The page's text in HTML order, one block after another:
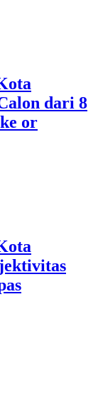
dari 8
or